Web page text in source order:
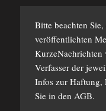
Bitte beachten
veröffentlichten
KurzeNachrichten
Verfasser der
Infos zur Haftung,
Sie in den AGB.